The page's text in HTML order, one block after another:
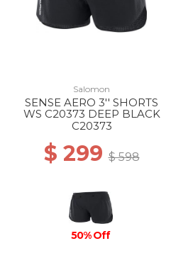
Salomon
SENSE AERO 3'' SHORTS
WS C20373 DEEP BLACK
C20373
$ 299$ 598
50% Off